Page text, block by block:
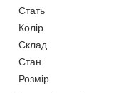
Стать
Колір
Склад
Стан
Розмір